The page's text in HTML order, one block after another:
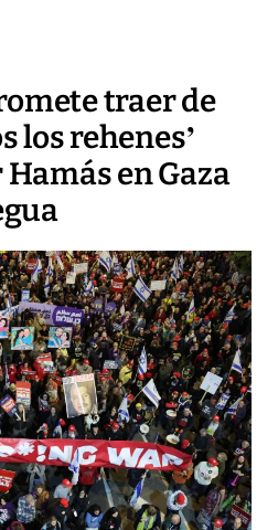
traer de
los rehenes’
en Gaza